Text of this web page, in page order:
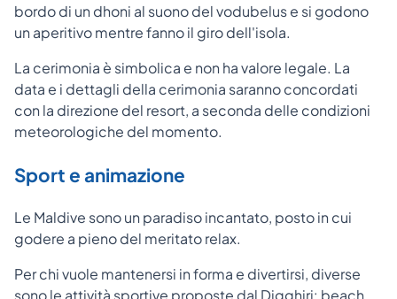
bordo di un dhoni al suono del vodubelus e si godono
un aperitivo mentre fanno il giro dell'isola.
La cerimonia è simbolica e non ha valore legale. La
data e i dettagli della cerimonia saranno concordati
con la direzione del resort, a seconda delle condizioni
meteorologiche del momento.
Sport e animazione
Le Maldive sono un paradiso incantato, posto in cui
godere a pieno del meritato relax.
Per chi vuole mantenersi in forma e divertirsi, diverse
sono le attività sportive proposte dal Digghiri: beach